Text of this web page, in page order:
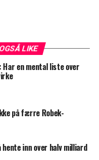
LIKE
Har en mental liste over
på færre Robek-
hente inn over halv milliard